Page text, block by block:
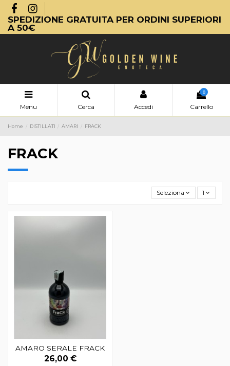
SPEDIZIONE GRATUITA PER ORDINI SUPERIORI
A 50€
Menu Cerca Accedi
0
Carrello
Home DISTILLATI AMARI FRACK
FRACK
Seleziona 1
AMARO SERALE FRACK
26,00 €